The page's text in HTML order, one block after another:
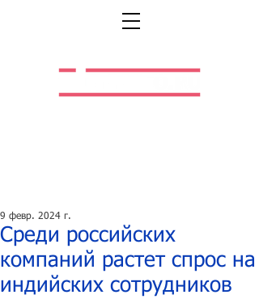
Среди российских
компаний растет спрос на
индийских сотрудников
9 февр. 2024 г.